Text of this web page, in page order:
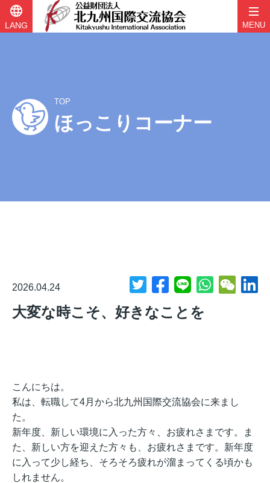
language
LANG MENU
TOP
ほっこりコーナー
2026.04.24
大変な時こそ、好きなことを
こんにちは。
私は、転職して4月から北九州国際交流協会に来まし
た。
新年度、新しい環境に入った方々、お疲れさまです。ま
た、新しい方を迎えた方々も、お疲れさまです。新年度
に入って少し経ち、そろそろ疲れが溜まってくる頃かも
しれません。